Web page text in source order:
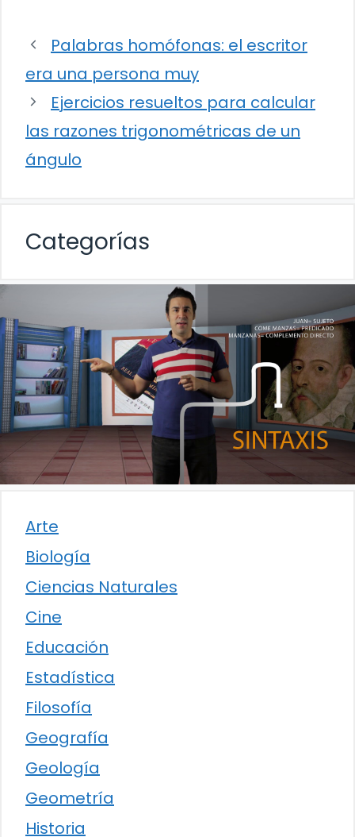
Palabras homófonas: el escritor
era una persona muy
Ejercicios resueltos para calcular
las razones trigonométricas de un
ángulo
Categorías
Arte
Biología
Ciencias Naturales
Cine
Educación
Estadística
Filosofía
Geografía
Geología
Geometría
Historia